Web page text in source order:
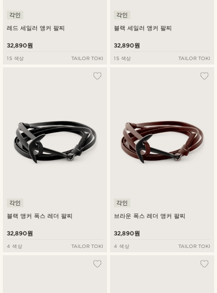
레드 세일러 앵커 팔찌
각인
32,890원
15 색상 TAILOR TOKI
블랙 세일러 앵커 팔찌
각인
32,890원
15 색상 TAILOR TOKI
블랙 앵커 폭스 레더 팔찌
각인
32,890원
4 색상 TAILOR TOKI
브라운 폭스 레더 앵커 팔찌
각인
32,890원
4 색상 TAILOR TOKI